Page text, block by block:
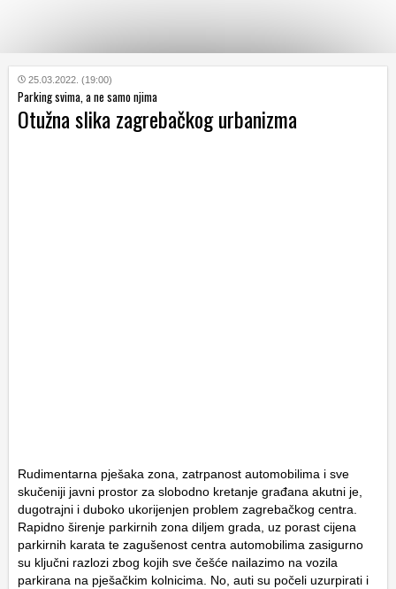
KATEGORIJE
HRVATSKI
25.03.2022. (19:00)
Parking svima, a ne samo njima
Otužna slika zagrebačkog urbanizma
Rudimentarna pješaka zona, zatrpanost automobilima i sve
skučeniji javni prostor za slobodno kretanje građana akutni je,
dugotrajni i duboko ukorijenjen problem zagrebačkog centra.
Rapidno širenje parkirnih zona diljem grada, uz porast cijena
parkirnih karata te zagušenost centra automobilima zasigurno
su ključni razlozi zbog kojih sve češće nailazimo na vozila
parkirana na pješačkim kolnicima. No, auti su počeli uzurpirati i